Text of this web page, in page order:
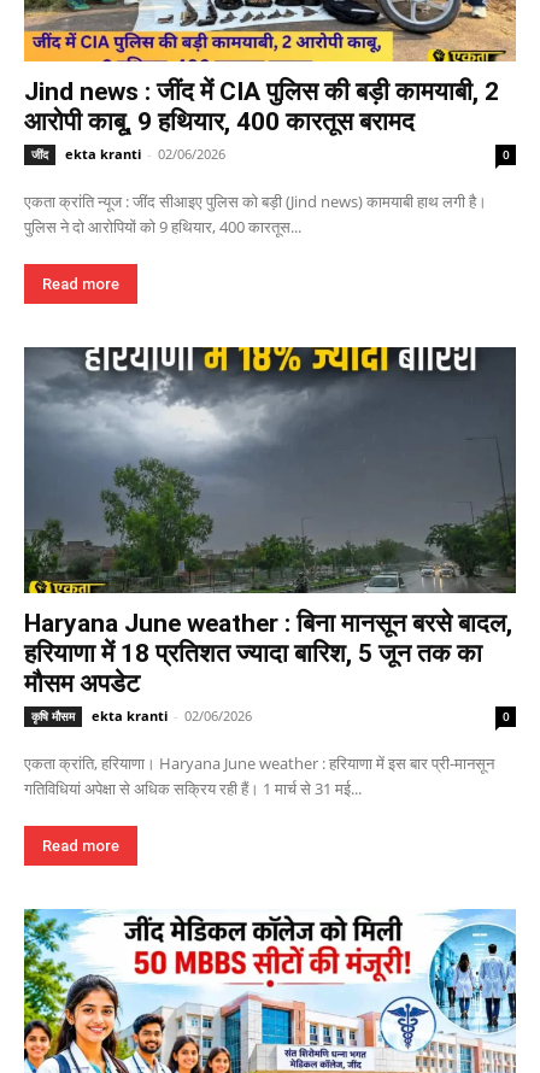
Jind news : जींद में CIA पुलिस की बड़ी कामयाबी, 2
आरोपी काबू, 9 हथियार, 400 कारतूस बरामद
जींद ekta kranti - 02/06/2026 0
एकता क्रांति न्यूज : जींद सीआइए पुलिस को बड़ी (Jind news) कामयाबी हाथ लगी है।
पुलिस ने दो आरोपियों को 9 हथियार, 400 कारतूस...
Read more
Haryana June weather : बिना मानसून बरसे बादल,
हरियाणा में 18 प्रतिशत ज्यादा बारिश, 5 जून तक का
मौसम अपडेट
कृषि मौसम ekta kranti - 02/06/2026 0
एकता क्रांति, हरियाणा। Haryana June weather : हरियाणा में इस बार प्री-मानसून
गतिविधियां अपेक्षा से अधिक सक्रिय रही हैं। 1 मार्च से 31 मई...
Read more